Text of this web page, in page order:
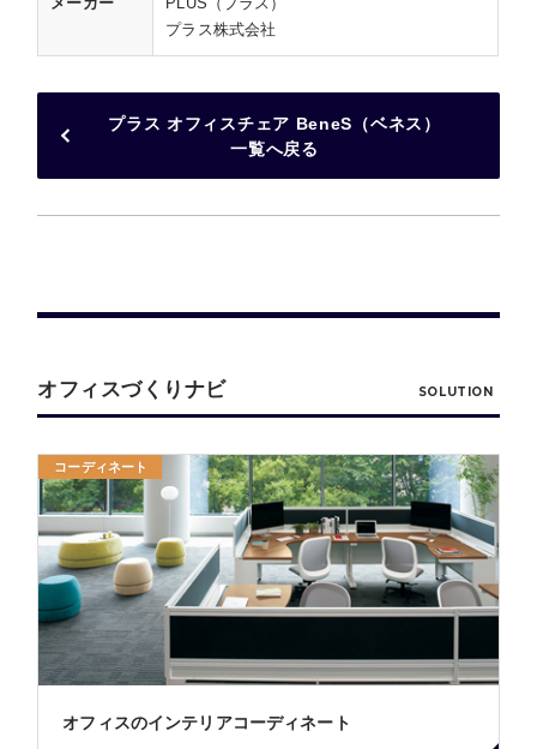
プラス株式会社
プラス オフィスチェア BeneS（ベネス）
一覧へ戻る
オフィスづくりナビ SOLUTION
コーディネート
オフィスのインテリアコーディネート